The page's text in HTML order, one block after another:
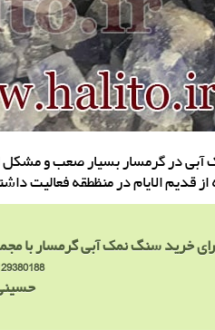
آبی در گرمسار بسیار صعب و
قدیم الایام در منظطقه فعالیت
خرید سنگ نمک آبی گرمسار با